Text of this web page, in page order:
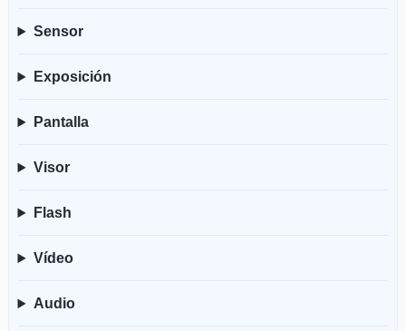
Sensor
Exposición
Pantalla
Visor
Flash
Vídeo
Audio